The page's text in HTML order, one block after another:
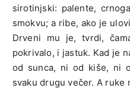
sirotinjski: palente,
smokvu; a ribe, ako je
Drveni mu je, tvrdi,
pokrivalo, i jastuk. Kad je
od sunca, ni od kiše, ni
svaku drugu večer. A ruke